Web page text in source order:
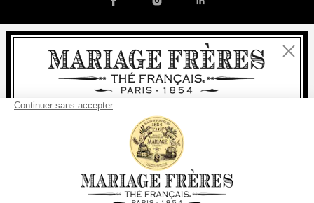
Notre histoire
Mentions légales
Devenir partenaire
Préférences en matière de cookies
© COPYRIGHT 2026 / MARIAGE FRERES
Fermer
Bienvenue
Pour tout achat, lalivraisonrapide est
à partir de 60 € en France Métropolitaine
à partir de 150 €pour le reste du monde
Votre pays de livraison est défini surEtats-Unis